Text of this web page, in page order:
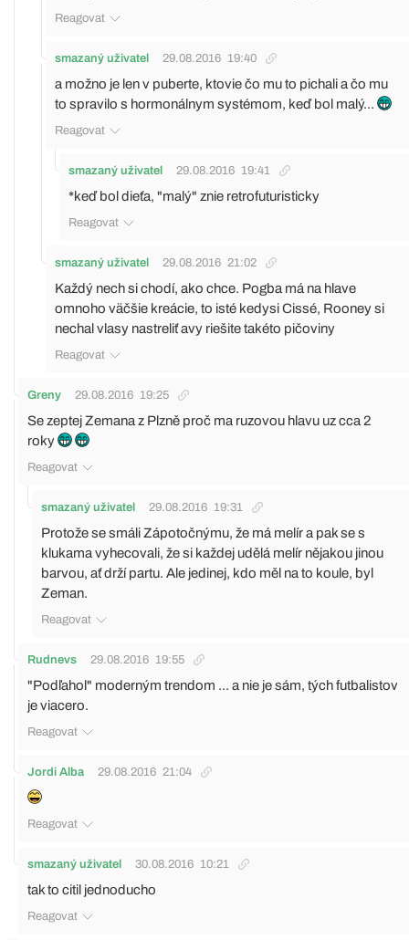
Reagovat
smazaný uživatel 29.08.2016 19:40
a možno je len v puberte, ktovie čo mu to pichali a čo mu
to spravilo s hormonálnym systémom, keď bol malý...
Reagovat
smazaný uživatel 29.08.2016 19:41
*keď bol dieťa, "malý" znie retrofuturisticky
Reagovat
smazaný uživatel 29.08.2016 21:02
Každý nech si chodí, ako chce. Pogba má na hlave
omnoho väčšie kreácie, to isté kedysi Cissé, Rooney si
nechal vlasy nastreliť avy riešite takéto pičoviny
Reagovat
Greny 29.08.2016 19:25
Se zeptej Zemana z Plzně proč ma ruzovou hlavu uz cca 2
roky
Reagovat
smazaný uživatel 29.08.2016 19:31
Protože se smáli Zápotočnýmu, že má melír a pak se s
klukama vyhecovali, že si každej udělá melír nějakou jinou
barvou, ať drží partu. Ale jedinej, kdo měl na to koule, byl
Zeman.
Reagovat
Rudnevs 29.08.2016 19:55
"Podľahol" moderným trendom ... a nie je sám, tých futbalistov
je viacero.
Reagovat
Jordi Alba 29.08.2016 21:04
Reagovat
smazaný uživatel 30.08.2016 10:21
tak to citil jednoducho
Reagovat